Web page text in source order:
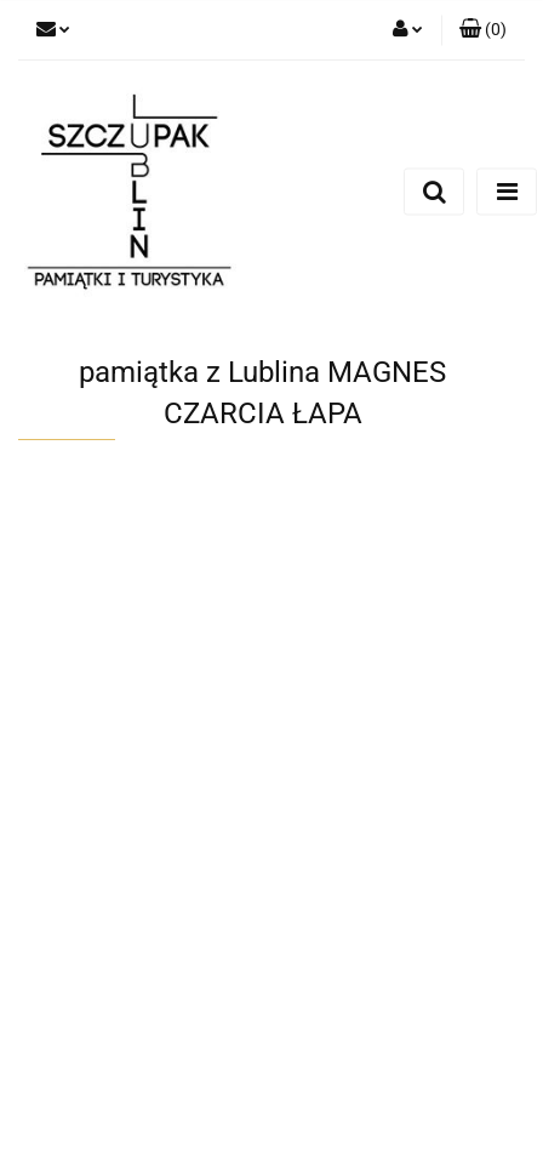
(0)
pamiątka z Lublina MAGNES
CZARCIA ŁAPA